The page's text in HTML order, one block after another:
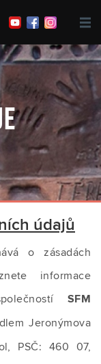
údajů
o zásadách
informace
SFM
Jeronýmova
PSČ: 460 07,